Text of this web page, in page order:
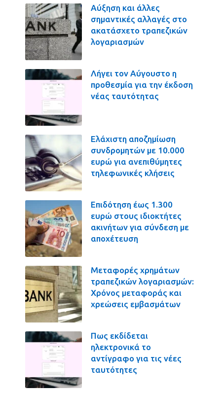
Αύξηση και άλλες
σημαντικές αλλαγές στο
ακατάσχετο τραπεζικών
λογαριασμών
Λήγει τον Αύγουστο η
προθεσμία για την έκδοση
νέας ταυτότητας
Ελάχιστη αποζημίωση
συνδρομητών με 10.000
ευρώ για ανεπιθύμητες
τηλεφωνικές κλήσεις
Επιδότηση έως 1.300
ευρώ στους ιδιοκτήτες
ακινήτων για σύνδεση με
αποχέτευση
Μεταφορές χρημάτων
τραπεζικών λογαριασμών:
Χρόνος μεταφοράς και
χρεώσεις εμβασμάτων
Πως εκδίδεται
ηλεκτρονικά το
αντίγραφο για τις νέες
ταυτότητες